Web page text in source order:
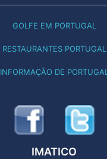
GOLFE EM PORTUGAL
RESTAURANTES PORTUGAL
INFORMAÇÃO DE PORTUGAL
IMATICO